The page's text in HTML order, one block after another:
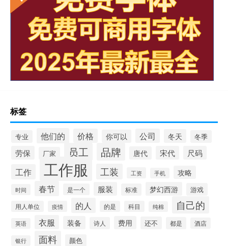
标签
专业 他们的 价格 你可以 公司 冬天 冬季
劳保 厂家 员工 品牌 唐代 宋代 尺码
工作 工作服 工装 工资 手机 攻略
时间 春节 是一个 服装 标准 梦幻西游 游戏
用人单位 疫情 的人 的是 科目 纯棉 自己的
英语 衣服 装备 诗人 费用 还不 都是 酒店
银行 面料 颜色